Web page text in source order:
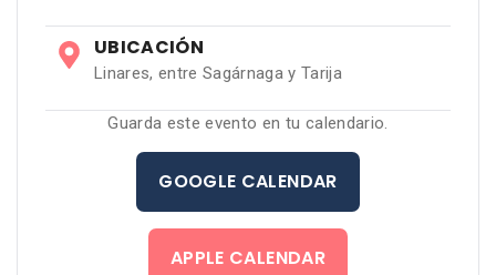
UBICACIÓN
Linares, entre Sagárnaga y Tarija
Guarda este evento en tu calendario.
GOOGLE CALENDAR
APPLE CALENDAR